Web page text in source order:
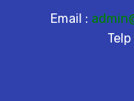
Email :